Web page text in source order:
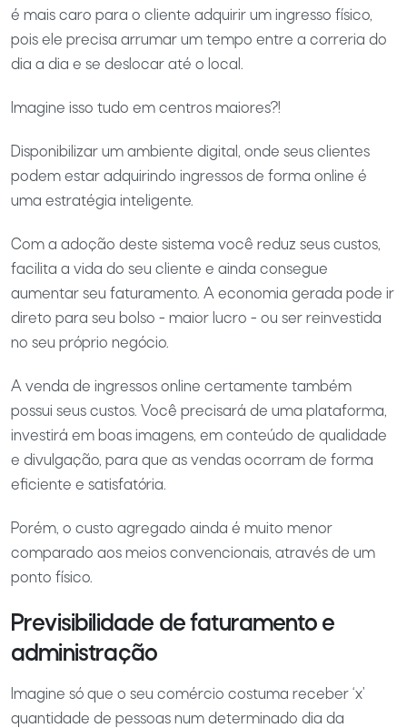
é mais caro para o cliente adquirir um ingresso físico,
pois ele precisa arrumar um tempo entre a correria do
dia a dia e se deslocar até o local.
Imagine isso tudo em centros maiores?!
Disponibilizar um ambiente digital, onde seus clientes
podem estar adquirindo ingressos de forma online é
uma estratégia inteligente.
Com a adoção deste sistema você reduz seus custos,
facilita a vida do seu cliente e ainda consegue
aumentar seu faturamento. A economia gerada pode ir
direto para seu bolso - maior lucro - ou ser reinvestida
no seu próprio negócio.
A venda de ingressos online certamente também
possui seus custos. Você precisará de uma plataforma,
investirá em boas imagens, em conteúdo de qualidade
e divulgação, para que as vendas ocorram de forma
eficiente e satisfatória.
Porém, o custo agregado ainda é muito menor
comparado aos meios convencionais, através de um
ponto físico.
Previsibilidade de faturamento e
administração
Imagine só que o seu comércio costuma receber ‘x’
quantidade de pessoas num determinado dia da